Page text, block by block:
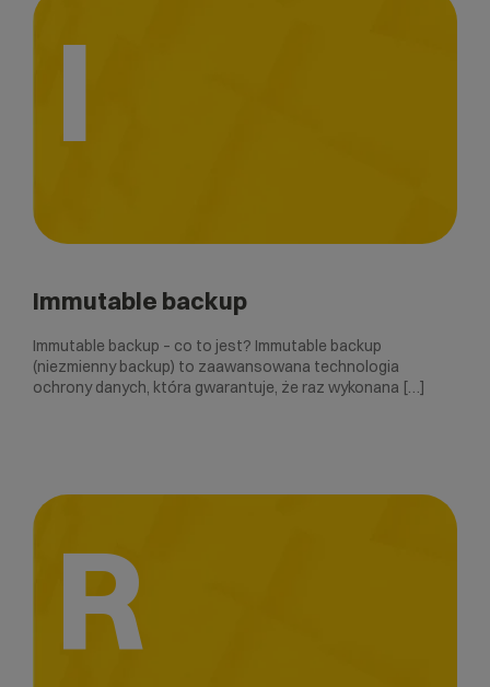
I
Immutable backup
Immutable backup – co to jest? Immutable backup
(niezmienny backup) to zaawansowana technologia
ochrony danych, która gwarantuje, że raz wykonana […]
R